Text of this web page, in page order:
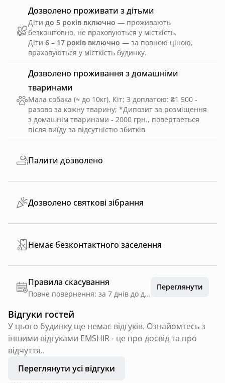
Дозволено проживання з домашніми
тваринами
Мала собака (≈ до 10кг), Кіт; З доплатою: ₴1 500 -
разово за кожну тварину; *Дипозит за розміщення
з домашнім тваринами - 2000 грн., повертаеться
після виїду за відсутністю збитків
Дозволено проживати з дітьми
Діти до 5 років включно — проживають
безкоштовно, не враховуються у місткість.
Діти 6 – 17 років включно — за повною ціною,
враховуються у місткість будинку.
Палити дозволено
Дозволено святкові зібрання
Немає безконтактного заселення
Правила скасування
Повне повернення: за 7 днів до дати заїзду
Переглянути
Відгуки гостей
У цього будинку ще немає відгуків. Ознайомтесь з
іншими відгуками EMSHIR - це про досвід та про
відчуття..
Переглянути усі відгуки